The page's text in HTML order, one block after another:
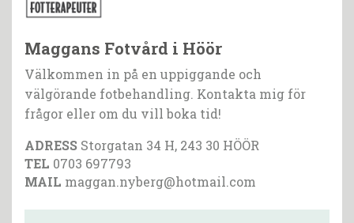
Maggans Fotvård i Höör
Välkommen in på en uppiggande och
välgörande fotbehandling. Kontakta mig för
frågor eller om du vill boka tid!
ADRESS Storgatan 34 H, 243 30 HÖÖR
TEL 0703 697793
MAIL maggan.nyberg@hotmail.com